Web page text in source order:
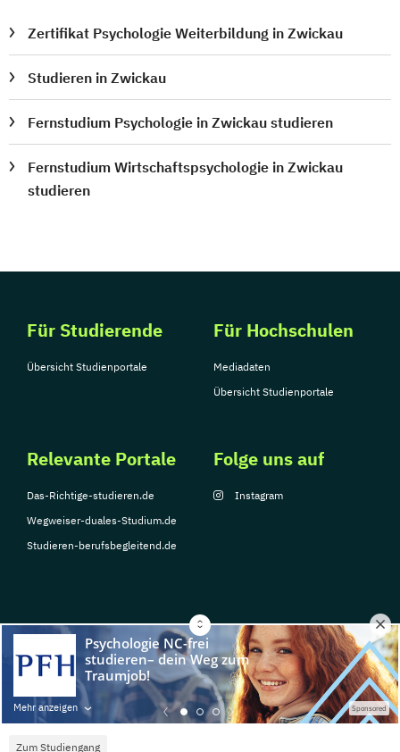
Zum Studiengang
Mehr anzeigen Sponsored
Zertifikat Psychologie Weiterbildung in Zwickau
Studieren in Zwickau
Fernstudium Psychologie in Zwickau studieren
Fernstudium Wirtschaftspsychologie in Zwickau
studieren
Für Studierende
Übersicht Studienportale
Für Hochschulen
Mediadaten
Übersicht Studienportale
Relevante Portale
Das-Richtige-studieren.de
Wegweiser-duales-Studium.de
Studieren-berufsbegleitend.de
Folge uns auf
Instagram
© Copyright 2026, TarGroup Media GmbH
Datenschutzerklärung Nutzungsbedingungen